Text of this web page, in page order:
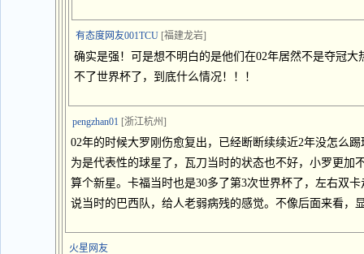
有态度网友001TCU [福建龙岩]
确实是强！可是想不明白的是他们在02年居然不是夺冠
不了世界杯了，到底什么情况！！！
pengzhan01 [浙江杭州]
02年的时候大罗刚伤愈复出，已经断断续续近2年没怎么
为是代表性的球星了，瓦刀当时的状态也不好，小罗更加
算个新星。卡福当时也是30多了第3次世界杯了，左右双
说当时的巴西队，给人老弱病残的感觉。不像后面来看，
火星网友